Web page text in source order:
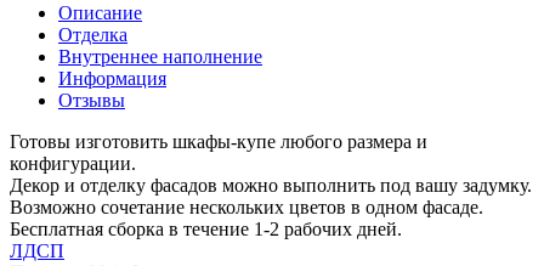
Описание
Отделка
Внутреннее наполнение
Информация
Отзывы
Готовы изготовить шкафы-купе любого размера и
конфигурации.
Декор и отделку фасадов можно выполнить под вашу задумку.
Возможно сочетание нескольких цветов в одном фасаде.
Бесплатная сборка в течение 1-2 рабочих дней.
ЛДСП